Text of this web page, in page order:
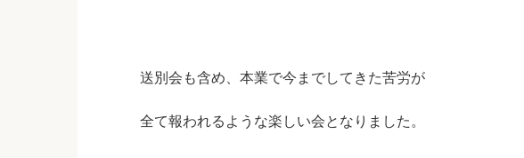
送別会も含め、本業で今までしてきた苦労が
全て報われるような楽しい会となりました。